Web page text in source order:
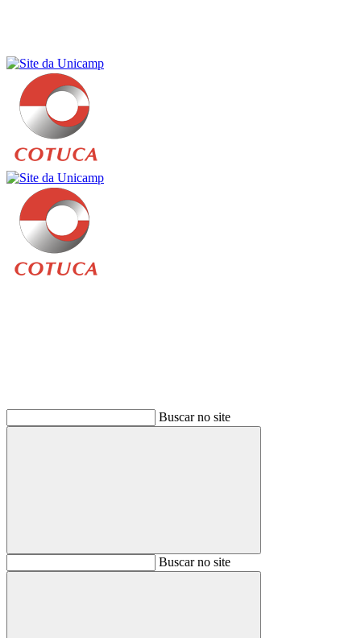
Buscar no site
BuscarBuscar no site